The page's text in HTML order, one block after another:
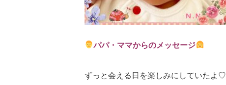
パパ・ママからのメッセージ
ずっと会える日を楽しみにしていたよ♡